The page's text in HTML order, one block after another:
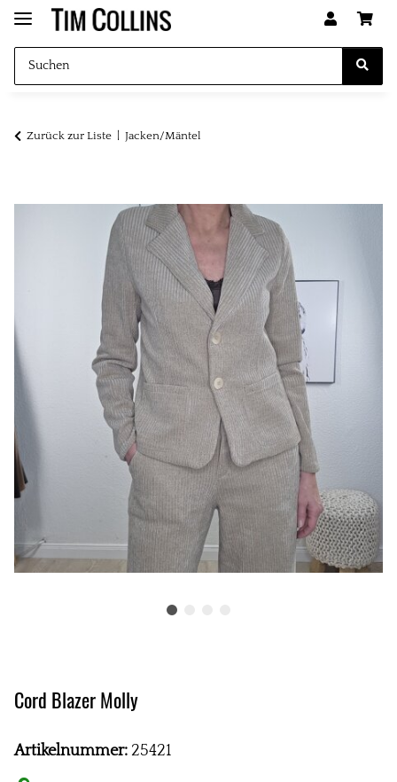
Zurück zur Liste Jacken/Mäntel
Cord Blazer Molly
Artikelnummer: 25421